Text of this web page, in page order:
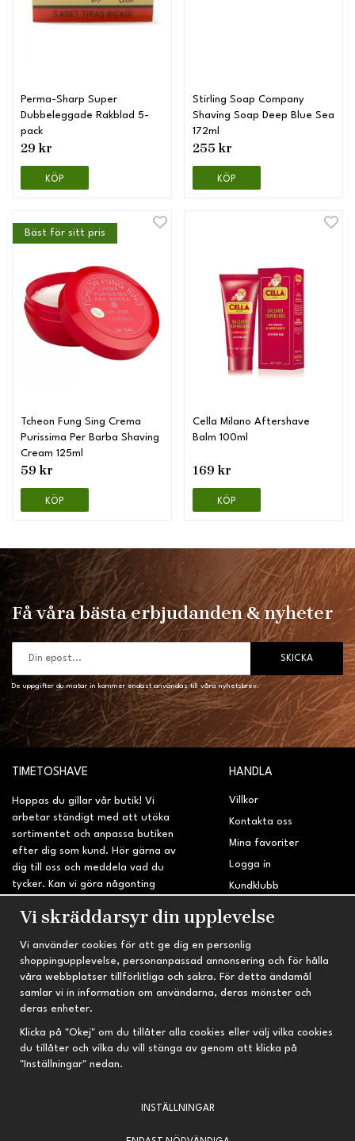
Perma-Sharp Super
Dubbeleggade Rakblad 5-
pack
29 kr
KÖP
Stirling Soap Company
Shaving Soap Deep Blue Sea
172ml
255 kr
KÖP
Bäst för sitt pris
Tcheon Fung Sing Crema
Purissima Per Barba Shaving
Cream 125ml
59 kr
KÖP
Cella Milano Aftershave
Balm 100ml
169 kr
KÖP
Få våra bästa erbjudanden & nyheter
SKICKA
De uppgifter du matar in kommer endast användas till våra nyhetsbrev.
TIMETOSHAVE
Hoppas du gillar vår butik! Vi
arbetar ständigt med att utöka
sortimentet och anpassa butiken
efter dig som kund. Hör gärna av
dig till oss och meddela vad du
tycker. Kan vi göra någonting
sidan?
HANDLA
Villkor
Kontakta oss
Mina favoriter
Logga in
Kundklubb
Retur & Reklamation
INFORMATION
Om oss
Nyheter
Nyhetsbrev
Om cookies
Prenumeration
TRYGG HANDEL
Fri frakt vid köp över 695 kr
Kvalitetsprodukter till kanonpris
Vi skräddarsyr din upplevelse
Vi använder cookies för att ge dig en personlig
shoppingupplevelse, personanpassad annonsering och för hålla
våra webbplatser tillförlitliga och säkra. För detta ändamål
samlar vi in information om användarna, deras mönster och
deras enheter.
Klicka på "Okej" om du tillåter alla cookies eller välj vilka cookies
du tillåter och vilka du vill stänga av genom att klicka på
"Inställningar" nedan.
INSTÄLLNINGAR